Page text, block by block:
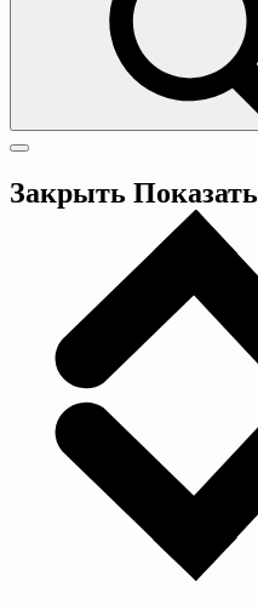
Закрыть Показать